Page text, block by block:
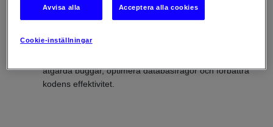
Felsökning och optimering:
Som fullstack-utvecklare
och backend-koden för att förbättra prestanda och
åtgärda buggar, optimera databasfrågor och förbättra
kodens effektivitet.
Cookie-inställningar
Avvisa alla Acceptera alla cookies